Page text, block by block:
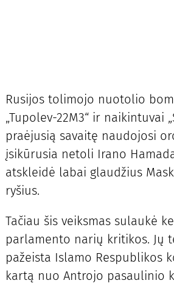
Rusijos tolimojo nuotolio
„Tupolev-22M3“ ir naikintuvai
praėjusią savaitę naudojosi
įsikūrusia netoli Irano
atskleidė labai glaudžius
ryšius.
Tačiau šis veiksmas sulaukė
parlamento narių kritikos. Jų
pažeista Islamo Respublikos
kartą nuo Antrojo pasaulinio